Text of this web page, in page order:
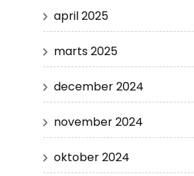
april 2025
marts 2025
december 2024
november 2024
oktober 2024